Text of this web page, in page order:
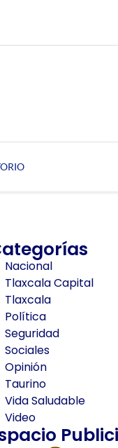
Nacional
Tlaxcala Capital
Tlaxcala
Política
Seguridad
Sociales
Opinión
Taurino
Vida Saludable
Video